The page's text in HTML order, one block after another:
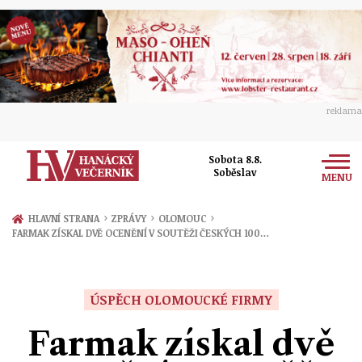
reklama
Sobota 8.8.
Soběslav
MENU
Zprávy
Přerov
Ekonomika
Ženy
Sport
HLAVNÍ STRANA › ZPRÁVY › OLOMOUC ›
FARMAK ZÍSKAL DVĚ OCENĚNÍ V SOUTĚŽI ČESKÝCH 100…
ÚSPĚCH OLOMOUCKÉ FIRMY
Farmak získal dvě